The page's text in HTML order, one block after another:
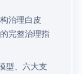
治理白皮
完整治理指
型、六大支